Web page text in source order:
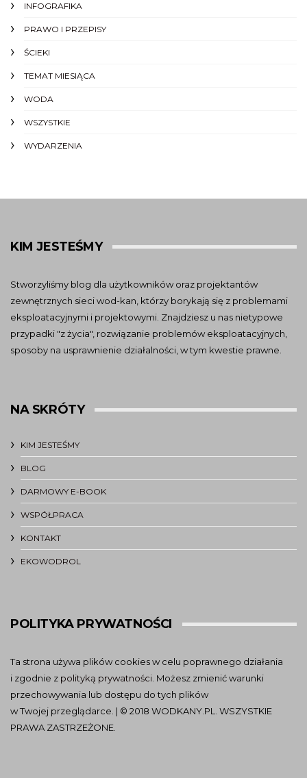
INFOGRAFIKA
PRAWO I PRZEPISY
ŚCIEKI
TEMAT MIESIĄCA
WODA
WSZYSTKIE
WYDARZENIA
KIM JESTEŚMY
Stworzyliśmy blog dla użytkowników oraz projektantów
zewnętrznych sieci wod-kan, którzy borykają się z problemami
eksploatacyjnymi i projektowymi. Znajdziesz u nas nietypowe
przypadki "z życia", rozwiązanie problemów eksploatacyjnych,
sposoby na usprawnienie działalności, w tym kwestie prawne.
NA SKRÓTY
KIM JESTEŚMY
BLOG
DARMOWY E-BOOK
WSPÓŁPRACA
KONTAKT
EKOWODROL
POLITYKA PRYWATNOŚCI
Ta strona używa plików cookies w celu poprawnego działania
i zgodnie z polityką prywatności. Możesz zmienić warunki
przechowywania lub dostępu do tych plików
w Twojej przeglądarce. | © 2018 WODKANY.PL. WSZYSTKIE
PRAWA ZASTRZEŻONE.